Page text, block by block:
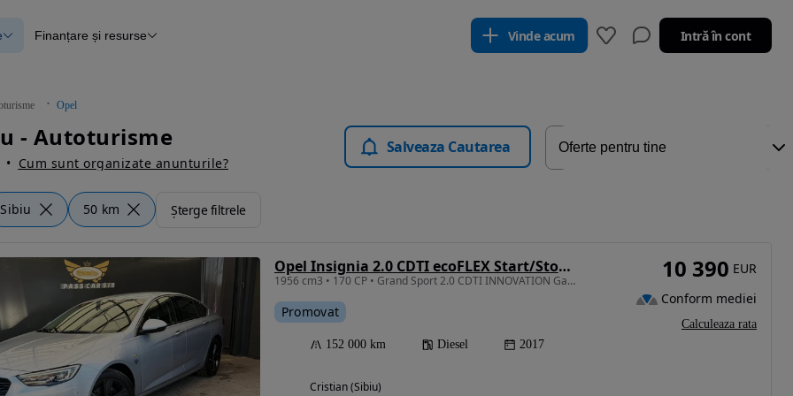
verificate
Blog Autovit.ro
Finanțare și resurse Vinde acum Intră în cont
Opel
- Autoturisme
Cum sunt organizate anunturile?
Salveaza Cautarea
Sibiu 50 km Șterge filtrele
Opel Insignia 2.0 CDTI ecoFLEX Start/Stop Innovation
1956 cm3 • 170 CP • Grand Sport 2.0 CDTI INNOVATION Garantie,Rate
Promovat
152 000 km Diesel 2017
Cristian (Sibiu)
10 390 EUR
Conform mediei
Calculeaza rata